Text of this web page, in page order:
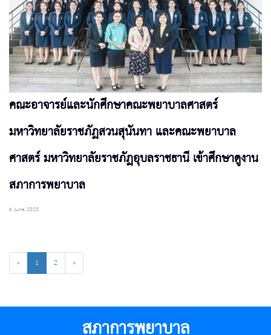
คณะอาจารย์และนักศึกษาคณะพยาบาลศาสตร์
มหาวิทยาลัยราชภัฏสวนสุนันทา และคณะพยาบาล
ศาสตร์ มหาวิทยาลัยราชภัฏอุบลราชธานี เข้าศึกษาดูงาน
สภาการพยาบาล
6 June 2023
« 1 2 »